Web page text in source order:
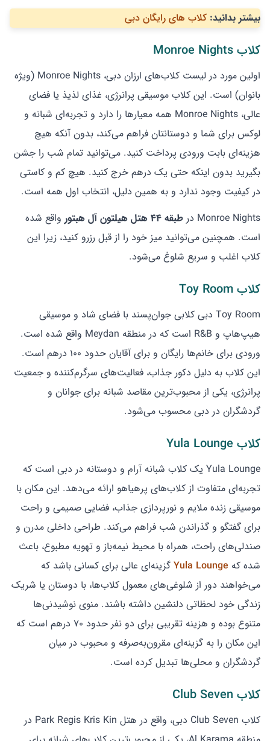
بیشتر بدانید: کلاب ‌های رایگان دبی
کلاب Monroe Nights
اولین مورد در لیست کلاب‌های ارزان دبی، Monroe Nights (ویژه
بانوان) است. این کلاب موسیقی پرانرژی، غذای لذیذ یا فضای
عالی، Monroe Nights همه معیارها را دارد و تجربه‌ای شبانه و
لوکس برای شما و دوستانتان فراهم می‌کند، بدون آنکه هیچ
هزینه‌ای بابت ورودی پرداخت کنید. می‌توانید تمام شب را جشن
بگیرید بدون اینکه حتی یک درهم خرج کنید. هیچ کم و کاستی
در کیفیت وجود ندارد و به همین دلیل، انتخاب اول همه است.
Monroe Nights در
طبقه ۴۴ هتل هیلتون آل هبتور
واقع شده
است. همچنین می‌توانید میز خود را از قبل رزرو کنید، زیرا این
کلاب اغلب و سریع شلوغ می‌شود.
کلاب Toy Room
Toy Room دبی کلابی جوان‌پسند با فضای شاد و موسیقی
هیپ‌هاپ و R&B است که در منطقه Meydan واقع شده است.
ورودی برای خانم‌ها رایگان و برای آقایان حدود ۱۰۰ درهم است.
این کلاب به دلیل دکور جذاب، فعالیت‌های سرگرم‌کننده و جمعیت
پرانرژی، یکی از محبوب‌ترین مقاصد شبانه برای جوانان و
گردشگران در دبی محسوب می‌شود.
کلاب Yula Lounge
Yula Lounge یک کلاب شبانه آرام و دوستانه در دبی است که
تجربه‌ای متفاوت از کلاب‌های پرهیاهو ارائه می‌دهد. این مکان با
موسیقی زنده ملایم و نورپردازی جذاب، فضایی صمیمی و راحت
برای گفتگو و گذراندن شب فراهم می‌کند. طراحی داخلی مدرن و
صندلی‌های راحت، همراه با محیط نیمه‌باز و تهویه مطبوع، باعث
شده که Yula Lounge گزینه‌ای عالی برای کسانی باشد که
می‌خواهند دور از شلوغی‌های معمول کلاب‌ها، با دوستان یا شریک
زندگی خود لحظاتی دلنشین داشته باشند. منوی نوشیدنی‌ها
متنوع بوده و هزینه تقریبی برای دو نفر حدود ۷۰ درهم است که
این مکان را به گزینه‌ای مقرون‌به‌صرفه و محبوب در میان
گردشگران و محلی‌ها تبدیل کرده است.
کلاب Club Seven
کلاب Club Seven دبی، واقع در هتل Park Regis Kris Kin در